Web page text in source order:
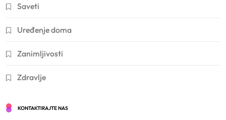
Saveti
Uređenje doma
Zanimljivosti
Zdravlje
KONTAKTIRAJTE NAS